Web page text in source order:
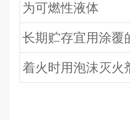
为可燃性液体
长期贮存宜用涂覆
着火时用泡沫灭火